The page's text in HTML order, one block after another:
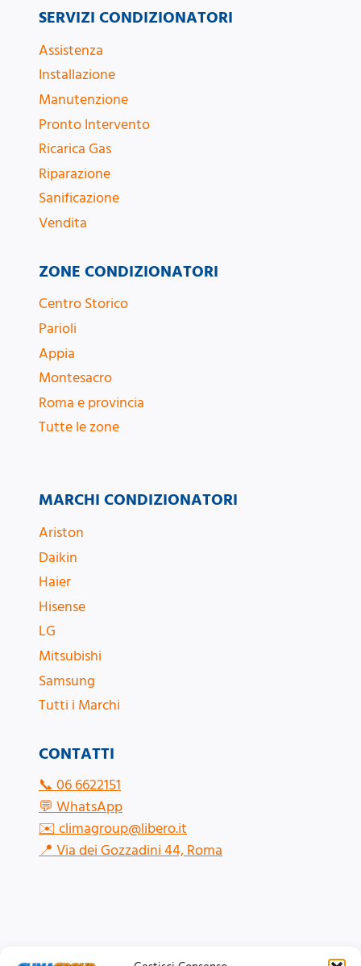
ZONE CONDIZIONATORI
Centro Storico
Parioli
Appia
Montesacro
Roma e provincia
Tutte le zone
SERVIZI CONDIZIONATORI
Assistenza
Installazione
Manutenzione
Pronto Intervento
Ricarica Gas
Riparazione
Sanificazione
Vendita
CONTATTI
📞06 6622151
💬WhatsApp
✉️climagroup@libero.it
📍Via dei Gozzadini 44, Roma
MARCHI CONDIZIONATORI
Ariston
Daikin
Haier
Hisense
LG
Mitsubishi
Samsung
Tutti i Marchi